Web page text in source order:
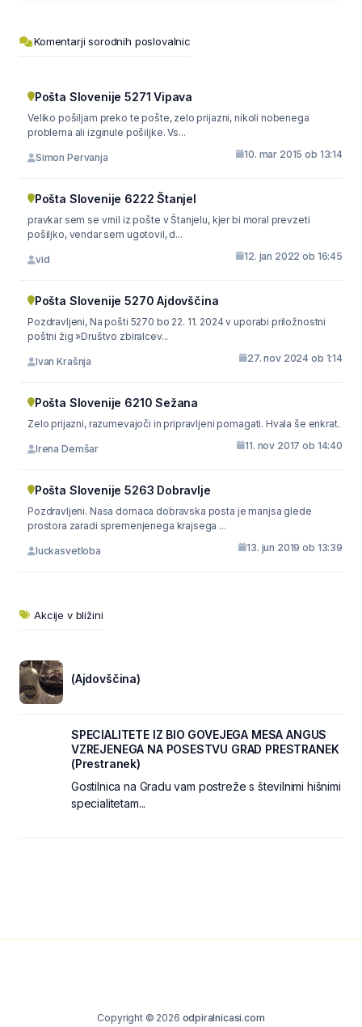
Komentarji sorodnih poslovalnic
Pošta Slovenije 5271 Vipava
Veliko pošiljam preko te pošte, zelo prijazni, nikoli nobenega
problema ali izginule pošiljke. Vs...
Simon Pervanja 10. mar 2015 ob 13:14
Pošta Slovenije 6222 Štanjel
pravkar sem se vrnil iz pošte v Štanjelu, kjer bi moral prevzeti
pošiljko, vendar sem ugotovil, d...
vid 12. jan 2022 ob 16:45
Pošta Slovenije 5270 Ajdovščina
Pozdravljeni, Na pošti 5270 bo 22. 11. 2024 v uporabi priložnostni
poštni žig »Društvo zbiralcev...
Ivan Krašnja 27. nov 2024 ob 1:14
Pošta Slovenije 6210 Sežana
Zelo prijazni, razumevajoči in pripravljeni pomagati. Hvala še enkrat.
Irena Demšar 11. nov 2017 ob 14:40
Pošta Slovenije 5263 Dobravlje
Pozdravljeni. Nasa domaca dobravska posta je manjsa glede
prostora zaradi spremenjenega krajsega ...
luckasvetloba 13. jun 2019 ob 13:39
Akcije v bližini
(Ajdovščina)
SPECIALITETE IZ BIO GOVEJEGA MESA ANGUS
VZREJENEGA NA POSESTVU GRAD PRESTRANEK
(Prestranek)
Gostilnica na Gradu vam postreže s številnimi hišnimi
specialitetam...
Copyright © 2026 odpiralnicasi.com